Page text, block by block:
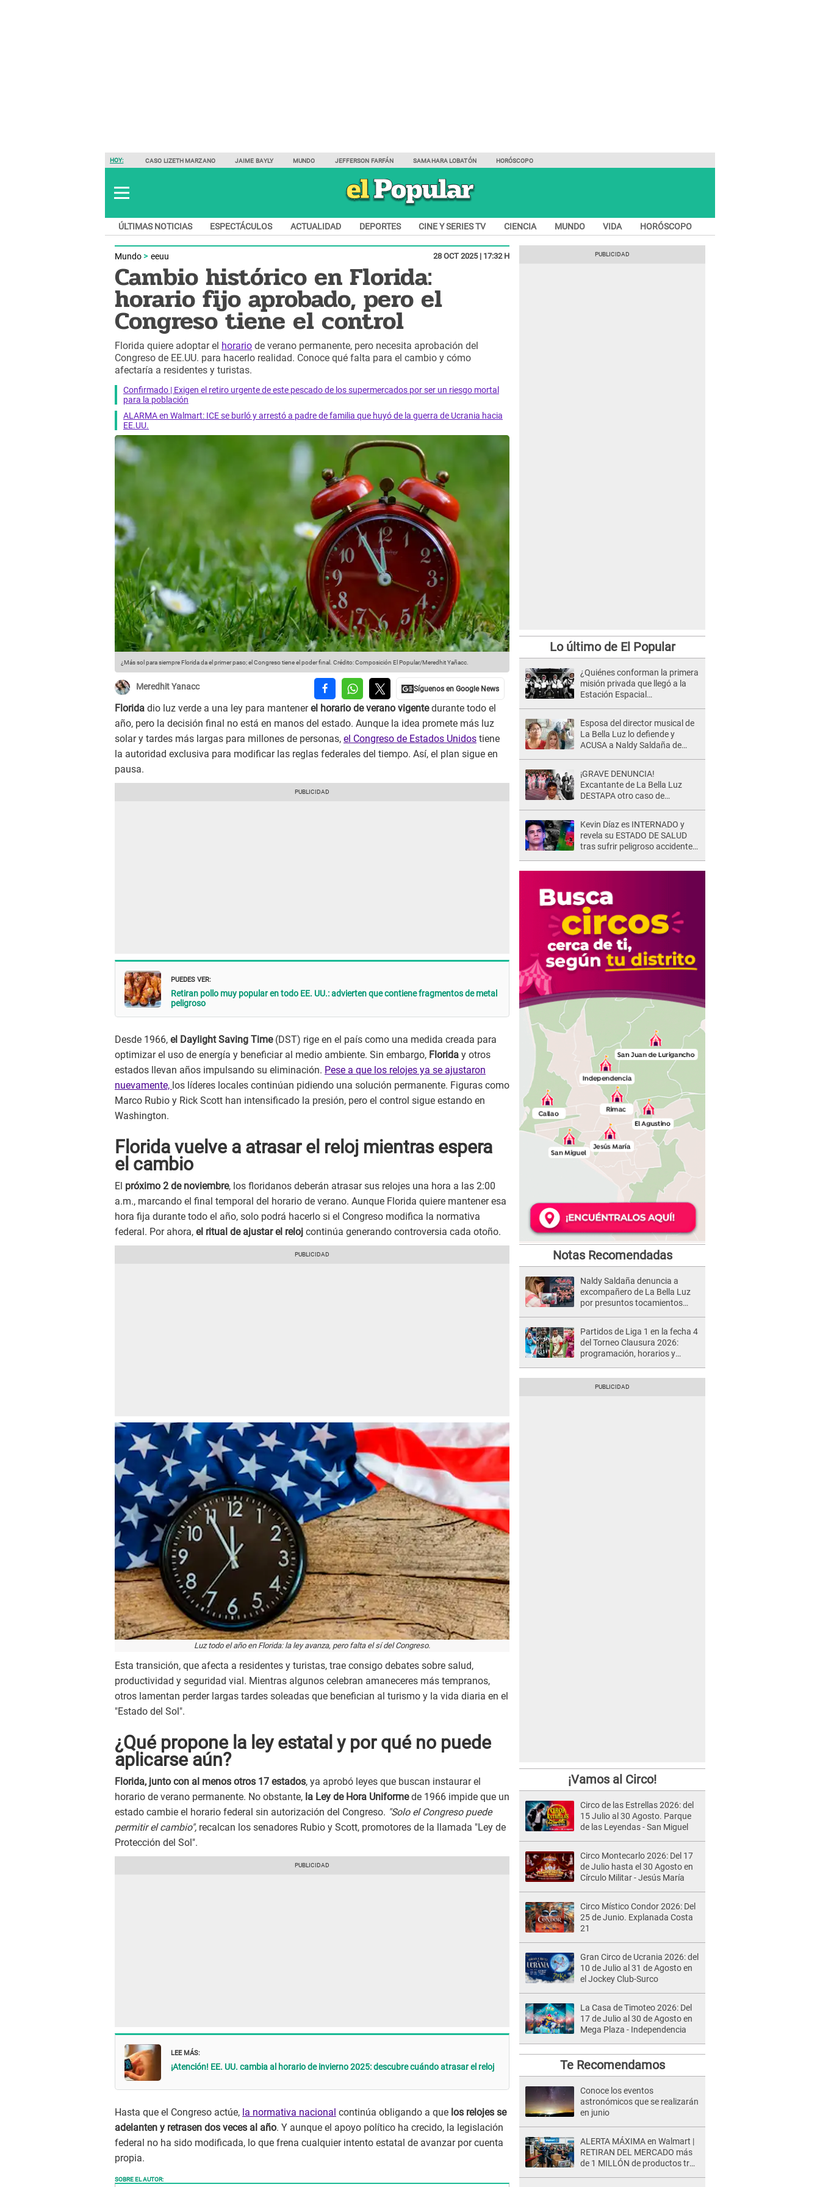
HOY: CASO LIZETH MARZANO JAIME BAYLY MUNDO JEFFERSON FARFÁN SAMAHARA LOBATÓN HORÓSCOPO
ÚLTIMAS NOTICIAS ESPECTÁCULOS ACTUALIDAD DEPORTES CINE Y SERIES TV CIENCIA MUNDO VIDA HORÓSCOPO
Mundo eeuu 28 OCT 2025 | 17:32 H
Cambio histórico en Florida:
horario fijo aprobado, pero el
Congreso tiene el control
Florida quiere adoptar el horario de verano permanente, pero necesita aprobación del
Congreso de EE.UU. para hacerlo realidad. Conoce qué falta para el cambio y cómo
afectaría a residentes y turistas.
Confirmado | Exigen el retiro urgente de este pescado de los supermercados por ser un riesgo mortal
para la población
ALARMA en Walmart: ICE se burló y arrestó a padre de familia que huyó de la guerra de Ucrania hacia
EE.UU.
¿Más sol para siempre Florida da el primer paso; el Congreso tiene el poder final. Crédito: Composición El Popular/Meredhit Yañacc.
Meredhit Yanacc
Florida dio luz verde a una ley para mantenerel horario de verano vigentedurante todo el
año, pero la decisión final no está en manos del estado. Aunque la idea promete más luz
solar y tardes más largas para millones de personas, el Congreso de Estados Unidos tiene
la autoridad exclusiva para modificar las reglas federales del tiempo. Así, el plan sigue en
pausa.
PUEDES VER:
Retiran pollo muy popular en todo EE. UU.: advierten que contiene fragmentos de metal
peligroso
Desde 1966, el Daylight Saving Time(DST) rige en el país como una medida creada para
optimizar el uso de energía y beneficiar al medio ambiente. Sin embargo, Florida y otros
estados llevan años impulsando su eliminación. Pese a que los relojes ya se ajustaron
nuevamente, los líderes locales continúan pidiendo una solución permanente. Figuras como
Marco Rubio y Rick Scott han intensificado la presión, pero el control sigue estando en
Washington.
Florida vuelve a atrasar el reloj mientras espera
el cambio
El próximo 2 de noviembre, los floridanos deberán atrasar sus relojes una hora a las 2:00
a.m., marcando el final temporal del horario de verano. Aunque Florida quiere mantener esa
hora fija durante todo el año, solo podrá hacerlo si el Congreso modifica la normativa
federal. Por ahora, el ritual de ajustar el reloj continúa generando controversia cada otoño.
Luz todo el año en Florida: la ley avanza, pero falta el sí del Congreso.
Esta transición, que afecta a residentes y turistas, trae consigo debates sobre salud,
productividad y seguridad vial. Mientras algunos celebran amaneceres más tempranos,
otros lamentan perder largas tardes soleadas que benefician al turismo y la vida diaria en el
"Estado del Sol".
¿Qué propone la ley estatal y por qué no puede
aplicarse aún?
Florida, junto con al menos otros 17 estados, ya aprobó leyes que buscan instaurar el
horario de verano permanente. No obstante, la Ley de Hora Uniformede 1966 impide que un
estado cambie el horario federal sin autorización del Congreso. "Solo el Congreso puede
permitir el cambio", recalcan los senadores Rubio y Scott, promotores de la llamada "Ley de
Protección del Sol".
LEE MÁS:
¡Atención! EE. UU. cambia al horario de invierno 2025: descubre cuándo atrasar el reloj
Hasta que el Congreso actúe, la normativa nacional continúa obligando a que los relojes se
adelanten y retrasen dos veces al año. Y aunque el apoyo político ha crecido, la legislación
federal no ha sido modificada, lo que frena cualquier intento estatal de avanzar por cuenta
propia.
SOBRE EL AUTOR:
Lo último de El Popular
¿Quiénes conforman la primera
misión privada que llegó a la
Estación Espacial
Esposa del director musical de
La Bella Luz lo defiende y
ACUSA a Naldy Saldaña de
¡GRAVE DENUNCIA!
Excantante de La Bella Luz
DESTAPA otro caso de
represalias: "Yo siempre..."
Kevin Díaz es INTERNADO y
revela su ESTADO DE SALUD
tras sufrir peligroso accidente
Notas Recomendadas
Naldy Saldaña denuncia a
excompañero de La Bella Luz
por presuntos tocamientos
Partidos de Liga 1 en la fecha 4
del Torneo Clausura 2026:
programación, horarios y
¡Vamos al Circo!
Circo de las Estrellas 2026: del
15 Julio al 30 Agosto. Parque
de las Leyendas - San Miguel
Circo Montecarlo 2026: Del 17
de Julio hasta el 30 Agosto en
Círculo Militar - Jesús María
Circo Místico Condor 2026: Del
25 de Junio. Explanada Costa
21
Gran Circo de Ucrania 2026: del
10 de Julio al 31 de Agosto en
el Jockey Club-Surco
La Casa de Timoteo 2026: Del
17 de Julio al 30 de Agosto en
Mega Plaza - Independencia
Te Recomendamos
Conoce los eventos
astronómicos que se realizarán
en junio
ALERTA MÁXIMA en Walmart |
RETIRAN DEL MERCADO más
de 1 MILLÓN de productos tras